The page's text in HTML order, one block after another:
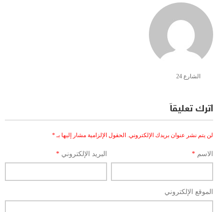
الشارع 24
اترك تعليقاً
لن يتم نشر عنوان بريدك الإلكتروني. الحقول الإلزامية مشار إليها بـ*
الاسم * البريد الإلكتروني*
الموقع الإلكتروني